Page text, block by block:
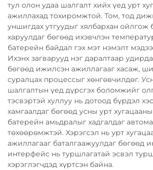
тул олон удаа шалгалт хийх үед урт
ажиллахад тохиромжтой. Том, тод
уншигдах утгуудыг хялбархан ойлгож
харуулдаг бөгөөд ихэвчлэн
батерейн байдал гэх мэт нэмэлт
Ихэнх загварууд нэг даралтаар
бөгөөд ижилсэн ажиллагааг хасаж,
суралцах процессыг хөнгөвчилдөг.
шалгалтын үед дүрсгэх боломжийг
тэсвэртэй хуллуу нь дотоод бүрдэл
хамгаалдаг бөгөөд усны урт
батерейн амьдралыг хадгалдаг
төхөөрөмжтэй. Хэрэгсэл нь урт
ажиллагааг баталгаажуулдаг бөгөөд
интерфейс нь туршлагатай эсвэл
хэрэглэгчдэд хүртсэн байна.